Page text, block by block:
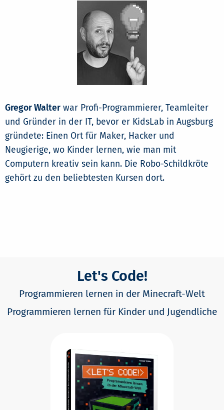
Gregor Walter war Profi-Programmierer, Teamleiter
und Gründer in der IT, bevor er KidsLab in Augsburg
gründete: Einen Ort für Maker, Hacker und
Neugierige, wo Kinder lernen, wie man mit
Computern kreativ sein kann. Die Robo-Schildkröte
gehört zu den beliebtesten Kursen dort.
Let's Code!
Programmieren lernen in der Minecraft-Welt
Programmieren lernen für Kinder und Jugendliche